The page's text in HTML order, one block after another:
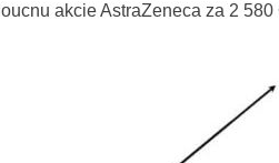
akcie AstraZeneca za 2